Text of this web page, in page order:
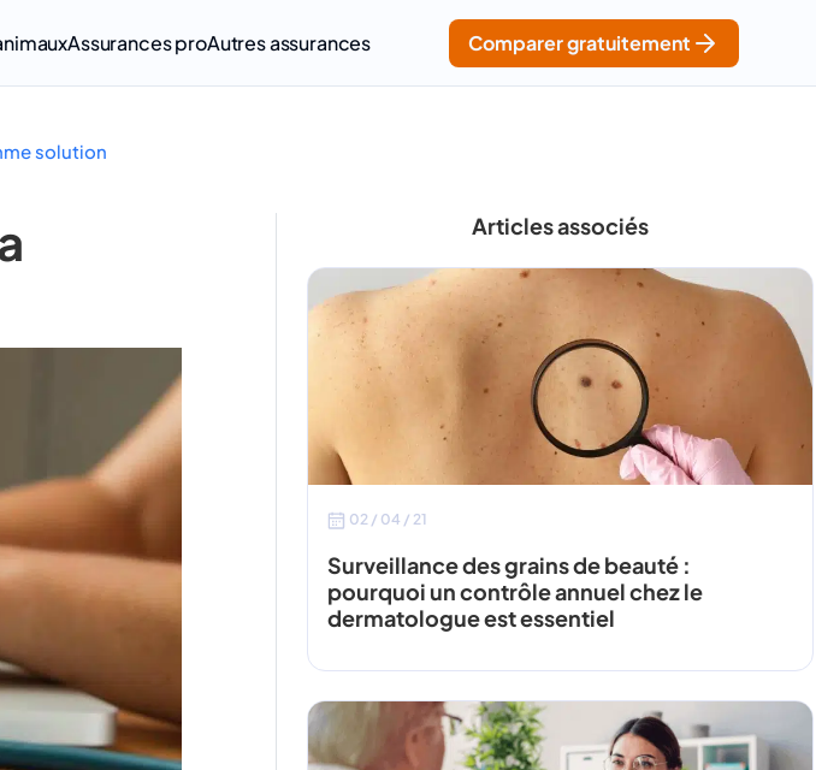
Assurances proAutres assurances Comparer gratuitement
solution
Articles associés
02 / 04 / 21
Surveillance des grains de beauté :
pourquoi un contrôle annuel chez le
dermatologue est essentiel